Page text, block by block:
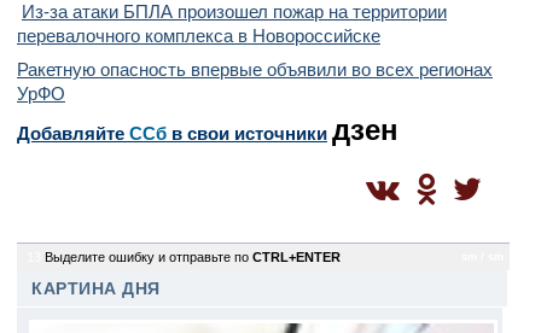
Из-за атаки БПЛА произошел пожар на территории
перевалочного комплекса в Новороссийске
Ракетную опасность впервые объявили во всех регионах
УрФО
Добавляйте CСб в свои источники дзен
Выделите ошибку и отправьте по CTRL+ENTER
КАРТИНА ДНЯ